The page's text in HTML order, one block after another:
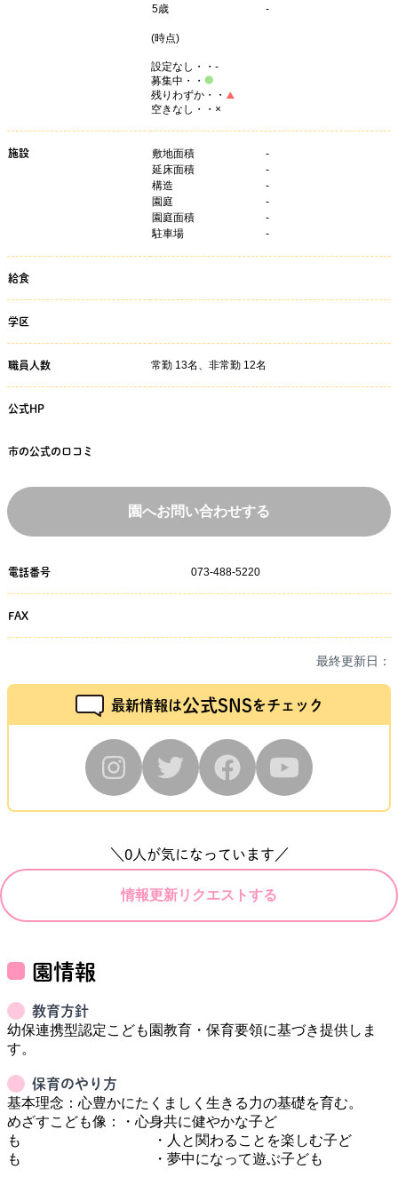
5歳 -
(時点)
設定なし・・-
募集中・・
残りわずか・・
空きなし・・×
施設 敷地面積
-
延床面積
-
構造
-
園庭
-
園庭面積
-
駐車場
-
給食
学区
職員人数 常勤 13名、非常勤 12名
公式HP
市の公式の口コミ
園へお問い合わせする
電話番号 073-488-5220
FAX
最終更新日：
最新情報は公式SNSをチェック
＼ 0人が気になっています／
情報更新リクエストする
園情報
教育方針
幼保連携型認定こども園教育・保育要領に基づき提供しま
保育のやり方
基本理念：心豊かにたくましく生きる力の基礎を育む。
めざすこども像：・心身共に健やかな子ど
も　　　　　　　　　 ・人と関わることを楽しむ子ど
も　　　　　　　　 　・夢中になって遊ぶ子ども